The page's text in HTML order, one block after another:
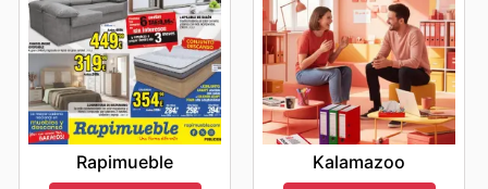
Rapimueble Kalamazoo